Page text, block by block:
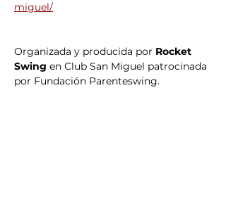
miguel/
Organizada y producida por Rocket
Swing en Club San Miguel patrocinada
por Fundación Parenteswing.